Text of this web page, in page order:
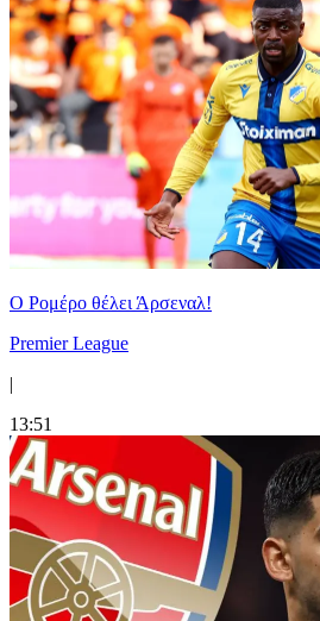
Ο Ρομέρο θέλει Άρσεναλ!
Premier League
|
13:51